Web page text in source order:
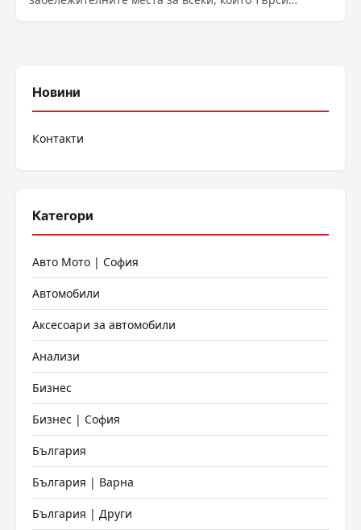
Новини
Контакти
Категори
Авто Мото | София
Автомобили
Аксесоари за автомобили
Анализи
Бизнес
Бизнес | София
България
България | Варна
България | Други